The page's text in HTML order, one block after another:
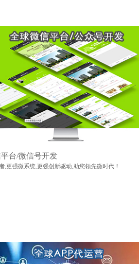
台/微信号开发
,更强微系统,更强创新驱动,助您领先微时代！